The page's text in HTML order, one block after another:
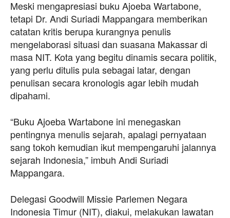
Meski mengapresiasi buku Ajoeba Wartabone,
tetapi Dr. Andi Suriadi Mappangara memberikan
catatan kritis berupa kurangnya penulis
mengelaborasi situasi dan suasana Makassar di
masa NIT. Kota yang begitu dinamis secara politik,
yang perlu ditulis pula sebagai latar, dengan
penulisan secara kronologis agar lebih mudah
dipahami.
“Buku Ajoeba Wartabone ini menegaskan
pentingnya menulis sejarah, apalagi pernyataan
sang tokoh kemudian ikut mempengaruhi jalannya
sejarah Indonesia,” imbuh Andi Suriadi
Mappangara.
Delegasi Goodwill Missie Parlemen Negara
Indonesia Timur (NIT), diakui, melakukan lawatan